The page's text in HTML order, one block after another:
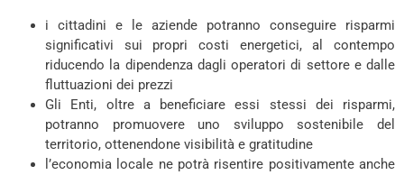
i cittadini e le aziende potranno conseguire risparmi
significativi sui propri costi energetici, al contempo
riducendo la dipendenza dagli operatori di settore e dalle
fluttuazioni dei prezzi
Gli Enti, oltre a beneficiare essi stessi dei risparmi,
potranno promuovere uno sviluppo sostenibile del
territorio, ottenendone visibilità e gratitudine
l’economia locale ne potrà risentire positivamente anche